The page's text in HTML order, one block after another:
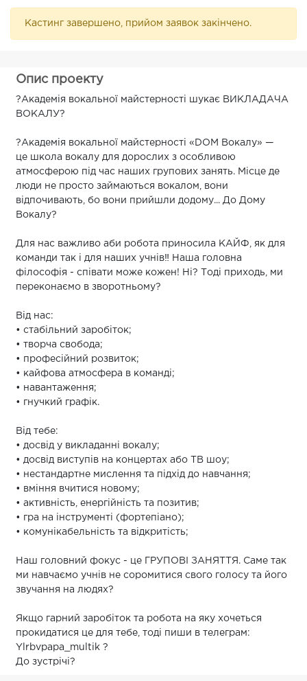
Кастинг завершено, прийом заявок закінчено.
Опис проекту
?Академія вокальної майстерності шукає ВИКЛАДАЧА
ВОКАЛУ?
?Академія вокальної майстерності «DOM Вокалу» —
це школа вокалу для дорослих з особливою
атмосферою під час наших групових занять. Місце де
люди не просто займаються вокалом, вони
відпочивають, бо вони прийшли додому... До Дому
Вокалу?
Для нас важливо аби робота приносила КАЙФ, як для
команди так і для наших учнів‼️ Наша головна
філософія - співати може кожен! Ні? Тоді приходь, ми
переконаємо в зворотньому?
Від нас:
• стабільний заробіток;
• творча свобода;
• професійний розвиток;
• кайфова атмосфера в команді;
• навантаження;
• гнучкий графік.
Від тебе:
• досвід у викладанні вокалу;
• досвід виступів на концертах або ТВ шоу;
• нестандартне мислення та підхід до навчання;
• вміння вчитися новому;
• активність, енергійність та позитив;
• гра на інструменті (фортепіано);
• комунікабельність та відкритість;
Наш головний фокус - це ГРУПОВІ ЗАНЯТТЯ. Саме так
ми навчаємо учнів не соромитися свого голосу та його
звучання на людях?
Якщо гарний заробіток та робота на яку хочеться
прокидатися це для тебе, тоді пиши в телеграм:
Ylrbvpapa_multik ?
До зустрічі?